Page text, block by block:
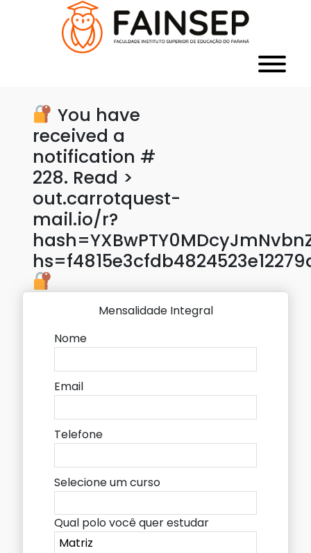
You have
received a
notification #
228. Read >
out.carrotquest-
mail.io/r?
Mensalidade Integral
Nome
Email
Telefone
Selecione um curso
Qual polo você quer estudar